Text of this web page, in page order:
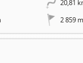
20,81
2 859 m